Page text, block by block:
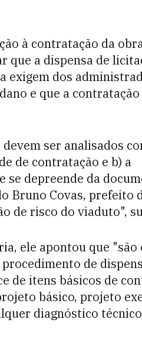
à contratação da
a dispensa de
exigem dos
e que a contratação
ser analisados
de contratação e b) a
depreende da
Bruno Covas, prefeito
de risco do viaduto",
ele apontou que "são
de
de itens básicos de
básico, projeto
diagnóstico